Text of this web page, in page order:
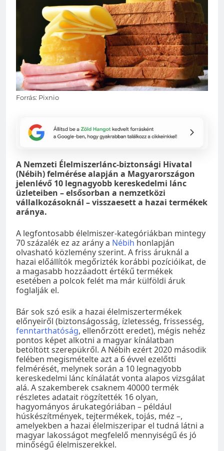
Forrás: Pixnio
A Nemzeti Élelmiszerlánc-biztonsági Hivatal
(Nébih) felmérése alapján a Magyarországon
jelenlévő 10 legnagyobb kereskedelmi lánc
üzleteiben – elsősorban a nemzetközi
vállalkozásoknál – visszaesett a hazai termékek
aránya.
A legfontosabb élelmiszer-kategóriákban mintegy
70 százalék ez az arány a Nébih honlapján
olvasható közlemény szerint. A friss áruknál a
hazai előállítók megőrizték korábbi pozícióikat, de
a magasabb hozzáadott értékű termékek
esetében a polcok felét ma már külföldi áruk
foglalják el.
Bár sok szó esik a hazai élelmiszertermékek
előnyeiről (biztonságosság, ízletesség, frissesség,
fenntarthatóság, ellenőrzött eredet), mégis nehéz
pontos képet alkotni a magyar kínálatban
betöltött szerepükről. A Nébih ezért 2020 második
felében megismételte azt a 6 évvel ezelőtti
felmérését, melynek során a 10 legnagyobb
kereskedelmi lánc kínálatát vonta alapos vizsgálat
alá. A szakemberek csaknem 40000 termék
részletes adatait rögzítették 16 olyan,
hagyományos árukategóriában – például
húskészítmények, tejtermékek, tojás, méz –,
amelyekben a hazai élelmiszeripar el tudná látni a
magyar lakosságot megfelelő mennyiségű és jó
minőségű élelmiszerekkel.